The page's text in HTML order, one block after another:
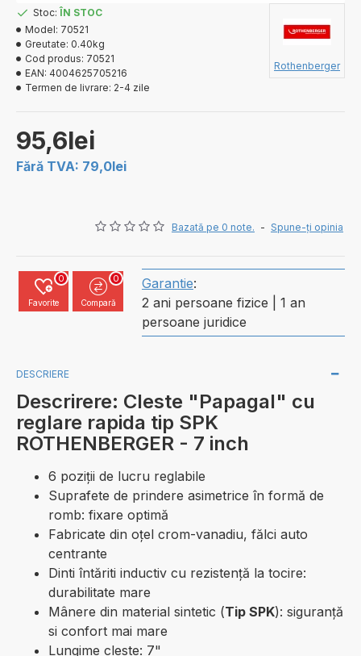
Bazată pe 0 note. - Spune-ţi opinia
95,6lei
Fără TVA: 79,0lei
Stoc: ÎN STOC
Model: 70521
Greutate: 0.40kg
Cod produs: 70521
EAN: 4004625705216
Termen de livrare: 2-4 zile
Rothenberger
Favorite
0
Compară
0 Garantie:
2 ani persoane fizice | 1 an
persoane juridice
DESCRIERE
Descrirere: Cleste "Papagal" cu
reglare rapida tip SPK
ROTHENBERGER - 7 inch
6 poziţii de lucru reglabile
Suprafete de prindere asimetrice în formă de
romb: fixare optimă
Fabricate din oțel crom-vanadiu, fălci auto
centrante
Dinti întăriti inductiv cu rezistenţă la tocire:
durabilitate mare
Mânere din material sintetic (Tip SPK): siguranță
si confort mai mare
Lungime cleste: 7"